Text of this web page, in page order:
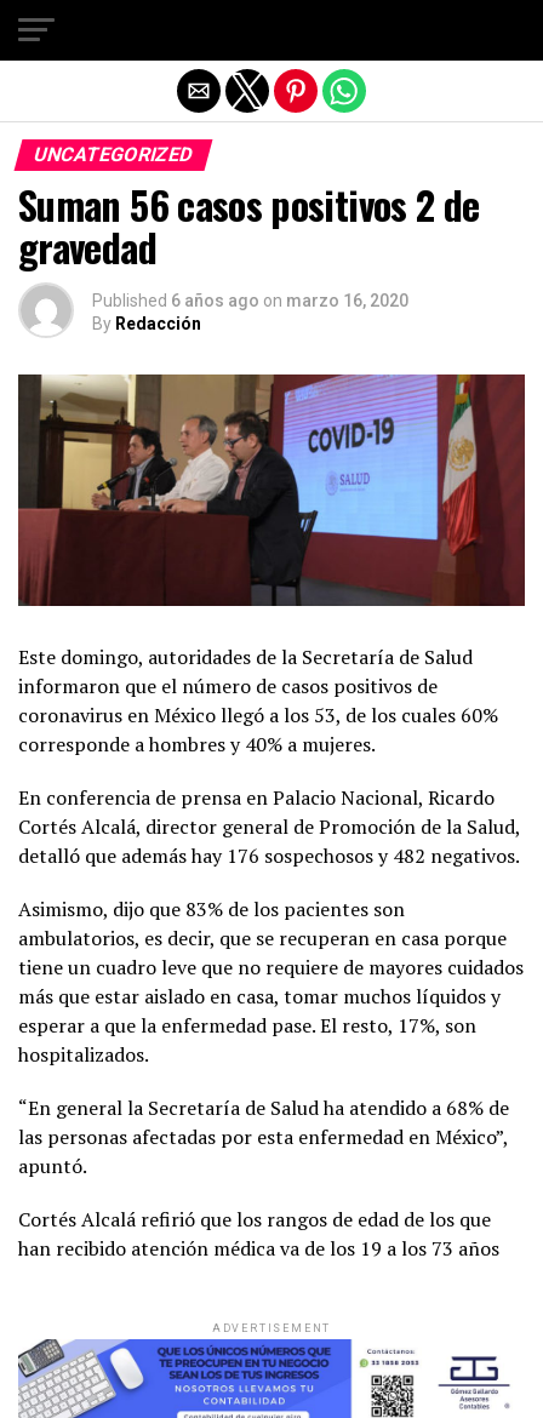
UNCATEGORIZED
Suman 56 casos positivos 2 de
gravedad
Published 6 años ago on marzo 16, 2020
By Redacción
Este domingo, autoridades de la Secretaría de Salud
informaron que el número de casos positivos de
coronavirus en México llegó a los 53, de los cuales 60%
corresponde a hombres y 40% a mujeres.
En conferencia de prensa en Palacio Nacional, Ricardo
Cortés Alcalá, director general de Promoción de la Salud,
detalló que además hay 176 sospechosos y 482 negativos.
Asimismo, dijo que 83% de los pacientes son
ambulatorios, es decir, que se recuperan en casa porque
tiene un cuadro leve que no requiere de mayores cuidados
más que estar aislado en casa, tomar muchos líquidos y
esperar a que la enfermedad pase. El resto, 17%, son
hospitalizados.
“En general la Secretaría de Salud ha atendido a 68% de
las personas afectadas por esta enfermedad en México”,
apuntó.
Cortés Alcalá refirió que los rangos de edad de los que
han recibido atención médica va de los 19 a los 73 años
ADVERTISEMENT